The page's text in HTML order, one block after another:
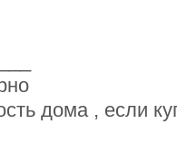
дома , если